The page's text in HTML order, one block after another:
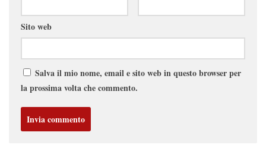
Sito web
Salva il mio nome, email e sito web in questo browser per
la prossima volta che commento.